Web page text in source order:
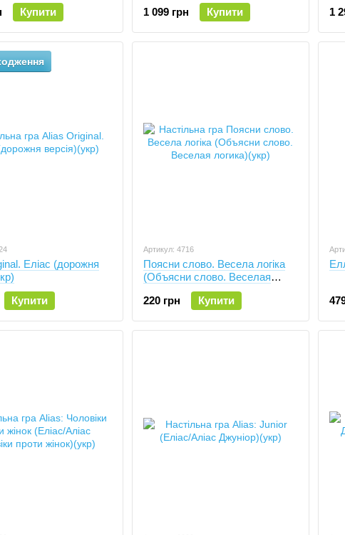
Купити 1 099 грн Купити
1
Еліас (дорожня
Купити
Артикул: 4716
Поясни слово. Весела логіка
(Объясни слово. Веселая
логика)(укр)
220 грн
Купити